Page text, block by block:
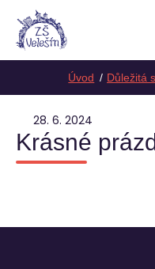
Úvod Důležitá
28. 6. 2024
Krásné